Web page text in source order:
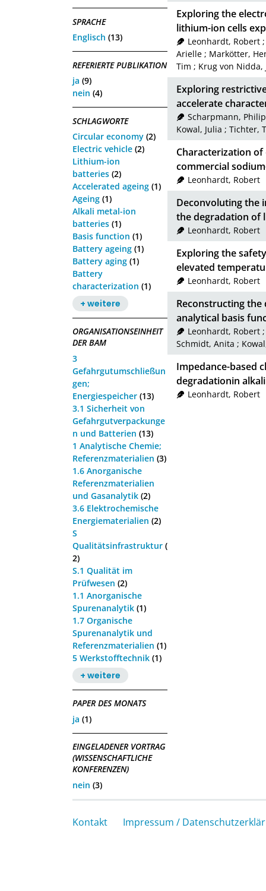
SPRACHE
Englisch (13)
REFERIERTE PUBLIKATION
ja (9)
nein (4)
SCHLAGWORTE
Circular economy (2)
Electric vehicle (2)
Lithium-ion
batteries (2)
Accelerated ageing (1)
Ageing (1)
Alkali metal-ion
batteries (1)
Basis function (1)
Battery ageing (1)
Battery aging (1)
Battery
characterization (1)
+ weitere
ORGANISATIONSEINHEIT
DER BAM
3
Gefahrgutumschließun
gen;
Energiespeicher (13)
3.1 Sicherheit von
Gefahrgutverpackunge
n und Batterien (13)
1 Analytische Chemie;
Referenzmaterialien (3)
1.6 Anorganische
Referenzmaterialien
und Gasanalytik (2)
3.6 Elektrochemische
Energiematerialien (2)
S
Qualitätsinfrastruktur (
2)
S.1 Qualität im
Prüfwesen (2)
1.1 Anorganische
Spurenanalytik (1)
1.7 Organische
Spurenanalytik und
Referenzmaterialien (1)
5 Werkstofftechnik (1)
+ weitere
PAPER DES MONATS
ja (1)
EINGELADENER VORTRAG
(WISSENSCHAFTLICHE
KONFERENZEN)
nein (3)
Exploring the
lithium-ion cells
Leonhardt, Robert
Arielle ; Markötter,
Tim ; Krug von Nidda,
Exploring
accelerate
Scharpmann,
Kowal, Julia ; Tichter,
Characterization
commercial
Leonhardt, Robert
Deconvoluting the
the degradation of
Leonhardt, Robert
Exploring the
elevated
Leonhardt, Robert
Reconstructing
analytical basis
Leonhardt, Robert
Schmidt, Anita ;
Impedance-based
degradationin
Leonhardt, Robert
Kontakt Impressum /